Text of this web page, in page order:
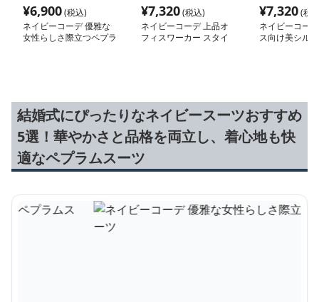
¥6,900(税込)
ネイビーコーデ 優雅な
女性らしさ際立つペプラ
¥7,320(税込)
ネイビーコーデ 上品オ
フィスワーカー スタイ
¥7,320(税
ネイビーコー
ス向け美シル
結婚式にぴったりなネイビースーツおすすめ
5選！華やかさと品格を両立し、着心地も快
適なペプラムスーツ